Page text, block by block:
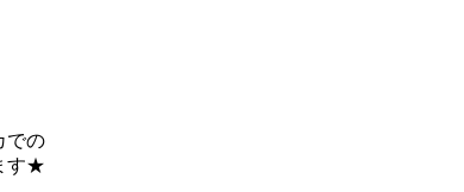
での
す★